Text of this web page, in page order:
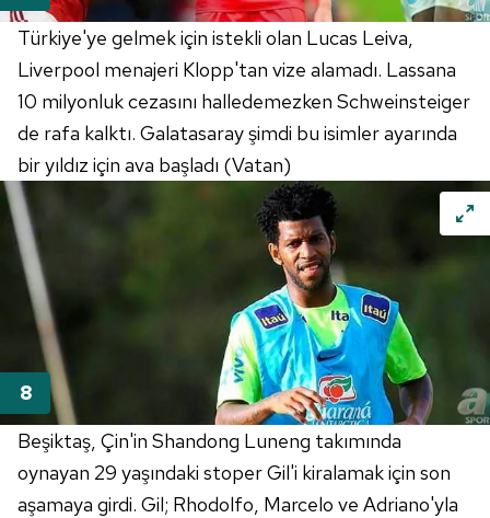
Türkiye'ye gelmek için istekli olan Lucas Leiva,
Liverpool menajeri Klopp'tan vize alamadı. Lassana
10 milyonluk cezasını halledemezken Schweinsteiger
de rafa kalktı. Galatasaray şimdi bu isimler ayarında
bir yıldız için ava başladı (Vatan)
Beşiktaş, Çin'in Shandong Luneng takımında
oynayan 29 yaşındaki stoper Gil'i kiralamak için son
aşamaya girdi. Gil; Rhodolfo, Marcelo ve Adriano'yla